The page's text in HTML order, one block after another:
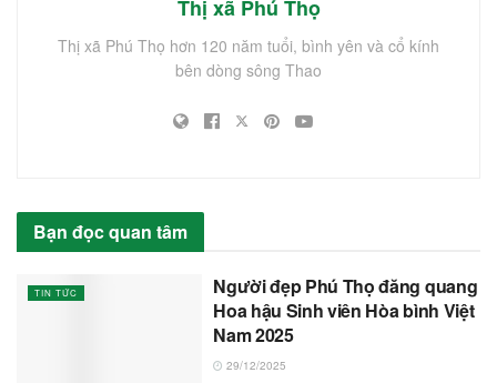
Thị xã Phú Thọ
Thị xã Phú Thọ hơn 120 năm tuổi, bình yên và cổ kính
bên dòng sông Thao
Bạn đọc quan tâm
TIN TỨC
Người đẹp Phú Thọ đăng quang
Hoa hậu Sinh viên Hòa bình Việt
Nam 2025
29/12/2025